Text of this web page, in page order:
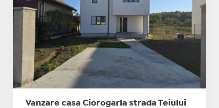
Vanzare casa Ciorogarla strada Teiului